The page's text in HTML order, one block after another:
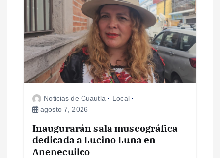
ó
n
d
e
Noticias de Cuautla
Local
agosto 7, 2026
Inaugurarán sala museográfica
dedicada a Lucino Luna en
Anenecuilco